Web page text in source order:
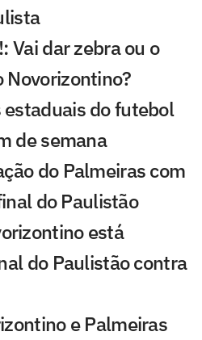
Vai dar zebra ou o
Novorizontino?
estaduais do futebol
de semana
do Palmeiras com
do Paulistão
está
do Paulistão contra
e Palmeiras